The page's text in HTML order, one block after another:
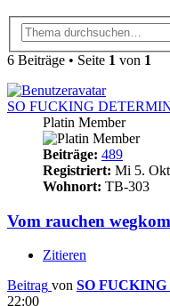
6 Beiträge • Seite 1 von 1
SO FUCKING
Platin Member
Beiträge: 489
Registriert: Mi 5.
Wohnort: TB-303
Vom rauchen
Zitieren
Beitrag von SO
22:00